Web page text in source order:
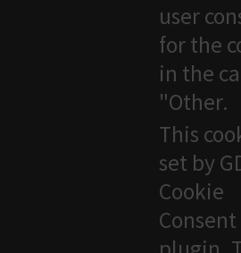
user
for the
in the
"Other.
This
set by
Cookie
Consent